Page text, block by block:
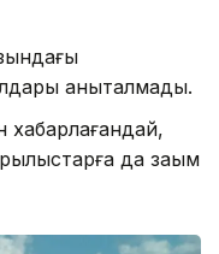
анықталмады.
хабарлағандай,
да зақым